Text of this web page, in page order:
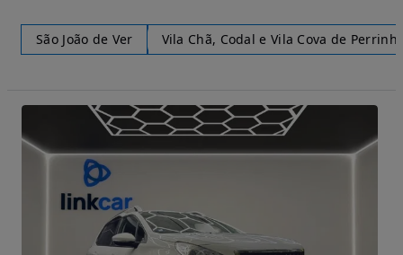
São João de Ver Vila Chã, Codal e Vila Cova de